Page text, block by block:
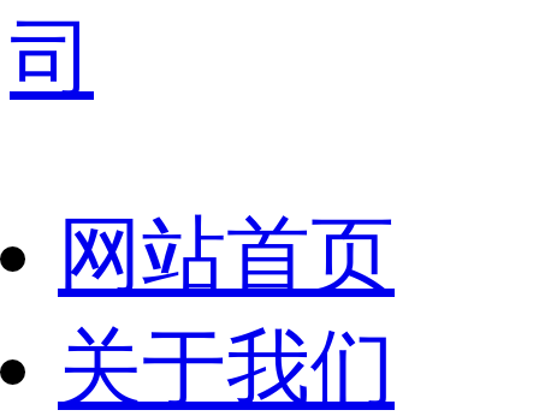
网站首页
关于我们